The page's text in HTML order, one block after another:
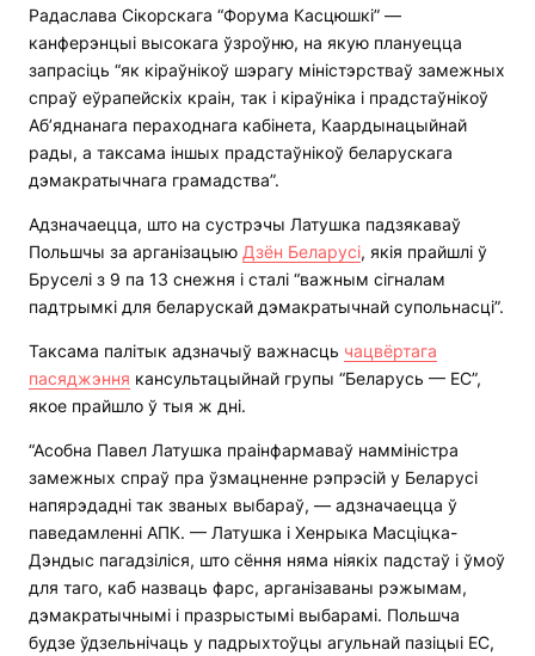
Радаслава Сікорскага “Форума Касцюшкі” —
канферэнцыі высокага ўзроўню, на якую плануецца
запрасіць “як кіраўнікоў шэрагу міністэрстваў замежных
спраў еўрапейскіх краін, так і кіраўніка і прадстаўнікоў
Аб’яднанага пераходнага кабінета, Каардынацыйнай
рады, а таксама іншых прадстаўнікоў беларускага
дэмакратычнага грамадства”.
Адзначаецца, што на сустрэчы Латушка падзякаваў
Польшчы за арганізацыю Дзён Беларусі, якія прайшлі ў
Бруселі з 9 па 13 снежня і сталі “важным сігналам
падтрымкі для беларускай дэмакратычнай супольнасці”.
Таксама палітык адзначыў важнасць чацвёртага
пасяджэння кансультацыйнай групы “Беларусь — ЕС”,
якое прайшло ў тыя ж дні.
“Асобна Павел Латушка праінфармаваў намміністра
замежных спраў пра ўзмацненне рэпрэсій у Беларусі
напярэдадні так званых выбараў, — адзначаецца ў
паведамленні АПК. — Латушка і Хенрыка Масціцка-
Дэндыс пагадзіліся, што сёння няма ніякіх падстаў і ўмоў
для таго, каб назваць фарс, арганізаваны рэжымам,
дэмакратычнымі і празрыстымі выбарамі. Польшча
будзе ўдзельнічаць у падрыхтоўцы агульнай пазіцыі ЕС,